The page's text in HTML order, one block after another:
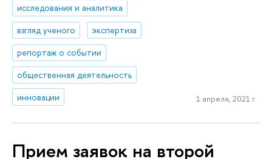
исследования и аналитика
взгляд ученого
экспертиза
репортаж о событии
общественная деятельность
инновации
1 апреля, 2021 г.
Прием заявок на второй